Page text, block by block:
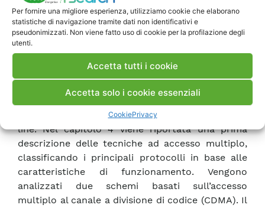
Per fornire una migliore esperienza, utilizziamo cookie che elaborano
statistiche di navigazione tramite dati non identificativi e
pseudonimizzati. Non viene fatto uso di cookie per la profilazione degli
utenti.
Accetta tutti i cookie
Accetta solo i cookie essenziali
CookiePrivacy
che richiedano alta disponibilità del sistema di
comunicazione o tempi di risposta molto rapidi.
Al fine di valutare le possibili soluzioni che
alte prestazioni distribuite sulla rete di media
tensione si sono analizzate le caratteristiche di
della loro adozione per le comunicazioni power
line. Nel capitolo 4 viene riportata una prima
descrizione delle tecniche ad accesso multiplo,
classificando i principali protocolli in base alle
caratteristiche di funzionamento. Vengono
analizzati due schemi basati sull’accesso
multiplo al canale a divisione di codice (CDMA). Il